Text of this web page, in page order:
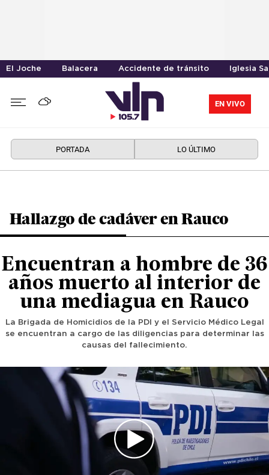
El Joche Balacera Accidente de tránsito Iglesia
EN VIVO
PORTADA LO ÚLTIMO
Hallazgo de cadáver en Rauco
Encuentran a hombre de 36
años muerto al interior de
una mediagua en Rauco
La Brigada de Homicidios de la PDI y el Servicio Médico Legal
se encuentran a cargo de las diligencias para determinar las
causas del fallecimiento.